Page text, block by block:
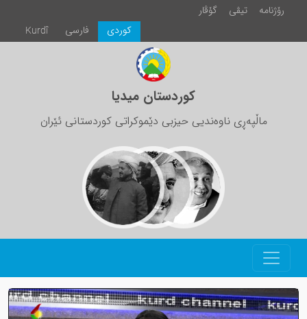
رۆژنامە تیڤی
گۆڤار
Kurdî
فارسی كوردی
کوردستان میدیا
ماڵپەڕی ناوەندیی حیزبی دێموکراتی کوردستانی ئێران